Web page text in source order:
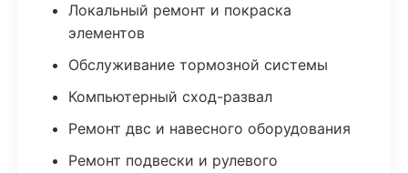
Локальный ремонт и покраска
элементов
Обслуживание тормозной системы
Компьютерный сход-развал
Ремонт двс и навесного оборудования
Ремонт подвески и рулевого